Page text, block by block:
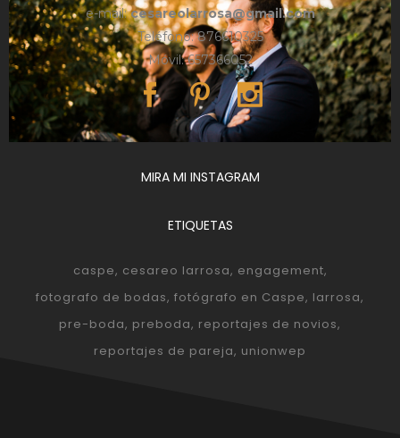
e-mail:cesareolarrosa@gmail.com
Teléfono: 876610325
Móvil: 657366052
MIRA MI INSTAGRAM
ETIQUETAS
caspe cesareo larrosa engagement
fotografo de bodas fotógrafo en Caspe larrosa
pre-boda preboda reportajes de novios
reportajes de pareja unionwep